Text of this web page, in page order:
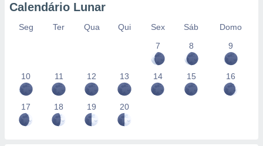
Calendário Lunar
Seg Ter Qua Qui Sex Sáb
Domo
7
8 9
10 11 12 13 14 15 16
17 18 19 20